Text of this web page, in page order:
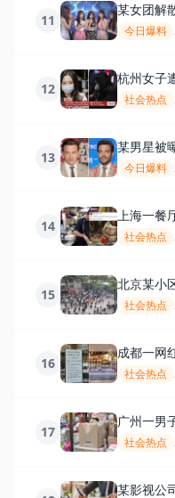
11
某女团解
渔利
今日爆料
12
杭州女子
立案，网
社会热点
13
某男星被
场曝光
今日爆料
14
上海一餐
发食品安
社会热点
15
北京某小
人聚集维
社会热点
16
成都一网
已被责令
社会热点
17
广州一男
态度恶劣
社会热点
某影视公